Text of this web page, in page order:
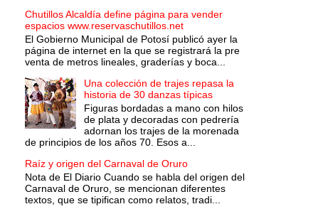
Chutillos Alcaldía define página para vender
espacios www.reservaschutillos.net
El Gobierno Municipal de Potosí publicó ayer la
página de internet en la que se registrará la pre
venta de metros lineales, graderías y boca...
Una colección de trajes repasa la
historia de 30 danzas típicas
Figuras bordadas a mano con hilos
de plata y decoradas con pedrería
adornan los trajes de la morenada
de principios de los años 70. Esos a...
Raíz y origen del Carnaval de Oruro
Nota de El Diario Cuando se habla del origen del
Carnaval de Oruro, se mencionan diferentes
textos, que se tipifican como relatos, tradi...